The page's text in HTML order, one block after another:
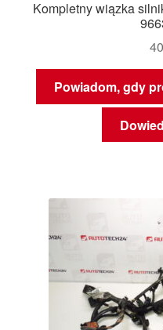
Kompletny wiązka
Powiadom, gdy